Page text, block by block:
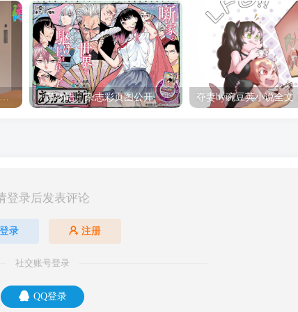
「Shine Post」第六话ED主题曲「Yellow Rose」无字幕MV公开 「茜物语」杂志彩页图公开
登录后发表评论
登录 注册
社交账号登录
QQ登录